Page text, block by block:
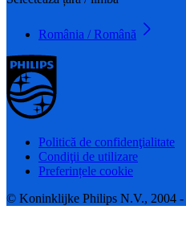
România / Română
Politică de confidenţialitate
Condiţii de utilizare
Preferințele cookie
© Koninklijke Philips N.V., 2004 -